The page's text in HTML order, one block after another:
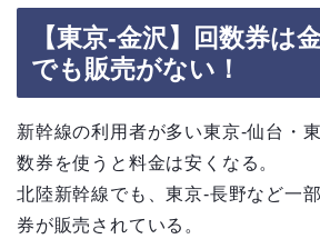
【東京-金沢】回数券は
でも販売がない！
新幹線の利用者が多い東京-仙台・
数券を使うと料金は安くなる。
北陸新幹線でも、東京-長野など一
券が販売されている。